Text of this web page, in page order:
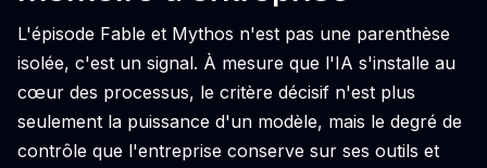
L'épisode Fable et Mythos n'est pas une parenthèse
isolée, c'est un signal. À mesure que l'IA s'installe au
cœur des processus, le critère décisif n'est plus
seulement la puissance d'un modèle, mais le degré de
contrôle que l'entreprise conserve sur ses outils et